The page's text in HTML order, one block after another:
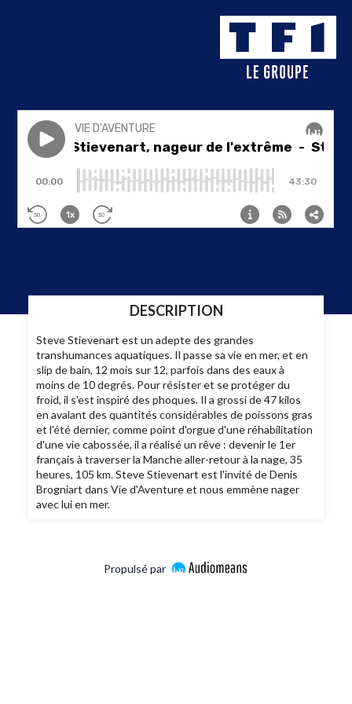
DESCRIPTION
Steve Stievenart est un adepte des grandes
transhumances aquatiques. Il passe sa vie en mer, et en
slip de bain, 12 mois sur 12, parfois dans des eaux à
moins de 10 degrés. Pour résister et se protéger du
froid, il s'est inspiré des phoques. Il a grossi de 47 kilos
en avalant des quantités considérables de poissons gras
et l'été dernier, comme point d'orgue d'une réhabilitation
d'une vie cabossée, il a réalisé un rêve : devenir le 1er
français à traverser la Manche aller-retour à la nage, 35
heures, 105 km. Steve Stievenart est l'invité de Denis
Brogniart dans Vie d'Aventure et nous emmène nager
avec lui en mer.
Propulsé par